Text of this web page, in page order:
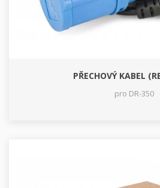
PŘECHOVÝ KABEL
pro DR-350